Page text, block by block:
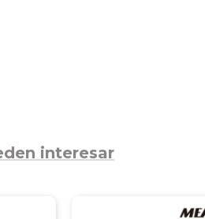
interesar